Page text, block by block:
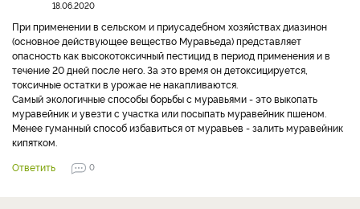
18.06.2020
При применении в сельском и приусадебном хозяйствах диазинон
(основное действующее вещество Муравьеда) представляет
опасность как высокотоксичный пестицид в период применения и в
течение 20 дней после него. За это время он детоксицируется,
токсичные остатки в урожае не накапливаются.
Самый экологичные способы борьбы с муравьями - это выкопать
муравейник и увезти с участка или посыпать муравейник пшеном.
Менее гуманный способ избавиться от муравьев - залить муравейник
кипятком.
Ответить
0